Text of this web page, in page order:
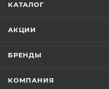
КАТАЛОГ
АКЦИИ
БРЕНДЫ
КОМПАНИЯ